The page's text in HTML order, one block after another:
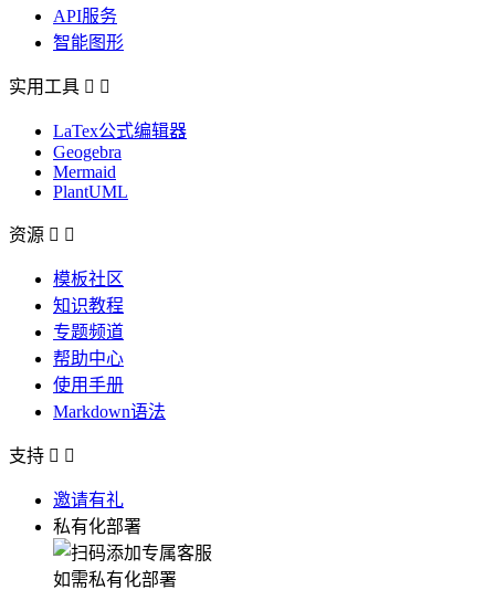
API服务
智能图形
实用工具  
LaTex公式编辑器
Geogebra
Mermaid
PlantUML
资源  
模板社区
知识教程
专题频道
帮助中心
使用手册
Markdown语法
支持  
邀请有礼
私有化部署
如需私有化部署